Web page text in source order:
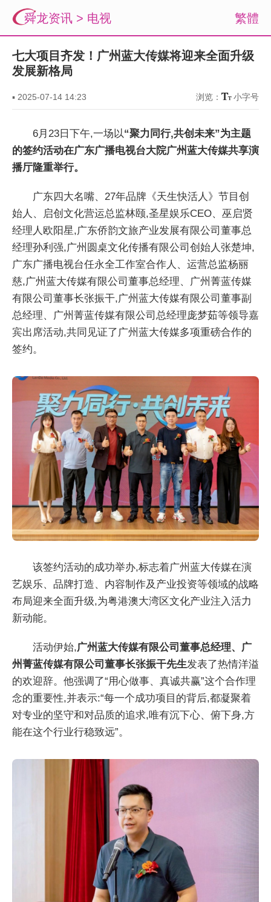
繁體
舜龙资讯 > 电视
七大项目齐发！广州蓝大传媒将迎来全面升级
发展新格局
▪ 2025-07-14 14:23 浏览： 小字号
6月23日下午,一场以“聚力同行,共创未来”为主题
的签约活动在广东广播电视台大院广州蓝大传媒共享演
播厅隆重举行。
广东四大名嘴、27年品牌《天生快活人》节目创
始人、启创文化营运总监林颐,圣星娱乐CEO、巫启贤
经理人欧阳星,广东侨韵文旅产业发展有限公司董事总
经理孙利强,广州圆桌文化传播有限公司创始人张楚坤,
广东广播电视台任永全工作室合作人、运营总监杨丽
慈,广州蓝大传媒有限公司董事总经理、广州菁蓝传媒
有限公司董事长张振干,广州蓝大传媒有限公司董事副
总经理、广州菁蓝传媒有限公司总经理庞梦茹等领导嘉
宾出席活动,共同见证了广州蓝大传媒多项重磅合作的
签约。
该签约活动的成功举办,标志着广州蓝大传媒在演
艺娱乐、品牌打造、内容制作及产业投资等领域的战略
布局迎来全面升级,为粤港澳大湾区文化产业注入活力
新动能。
活动伊始,广州蓝大传媒有限公司董事总经理、广
州菁蓝传媒有限公司董事长张振干先生发表了热情洋溢
的欢迎辞。他强调了“用心做事、真诚共赢”这个合作理
念的重要性,并表示:“每一个成功项目的背后,都凝聚着
对专业的坚守和对品质的追求,唯有沉下心、俯下身,方
能在这个行业行稳致远”。